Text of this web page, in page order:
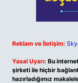
Reklam ve İletişim:
Yasal Uyarı: Bu
şirketi ile hiçbir
hazırladığımız